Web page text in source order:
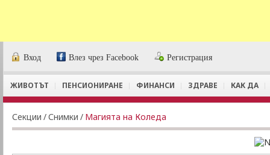
Вход Влез чрез Facebook Регистрация
ЖИВОТЪТ ПЕНСИОНИРАНЕ ФИНАНСИ ЗДРАВЕ КАК ДА
Секции /Снимки / Магията на Коледа